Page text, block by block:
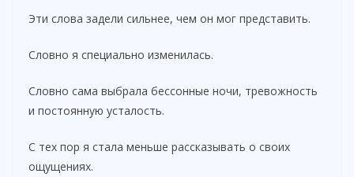
Эти слова задели сильнее, чем он мог представить.
Словно я специально изменилась.
Словно сама выбрала бессонные ночи, тревожность
и постоянную усталость.
С тех пор я стала меньше рассказывать о своих
ощущениях.